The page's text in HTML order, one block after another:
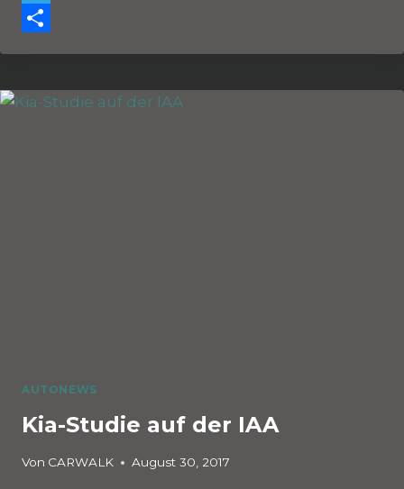
Telegram
AUTONEWS
Kia-Studie auf der IAA
Von CARWALK August 30, 2017